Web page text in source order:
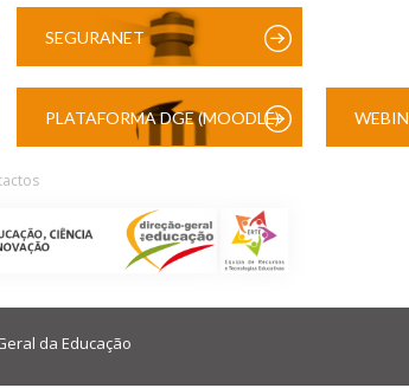
SEGURANET
PLATAFORMA DGE (MOODLE)
da Educação